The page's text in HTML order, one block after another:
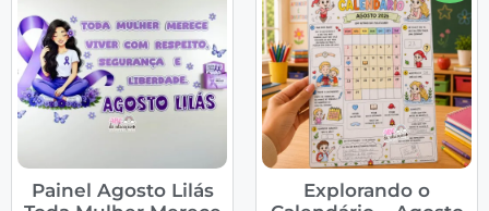
Painel Agosto Lilás
Explorando o